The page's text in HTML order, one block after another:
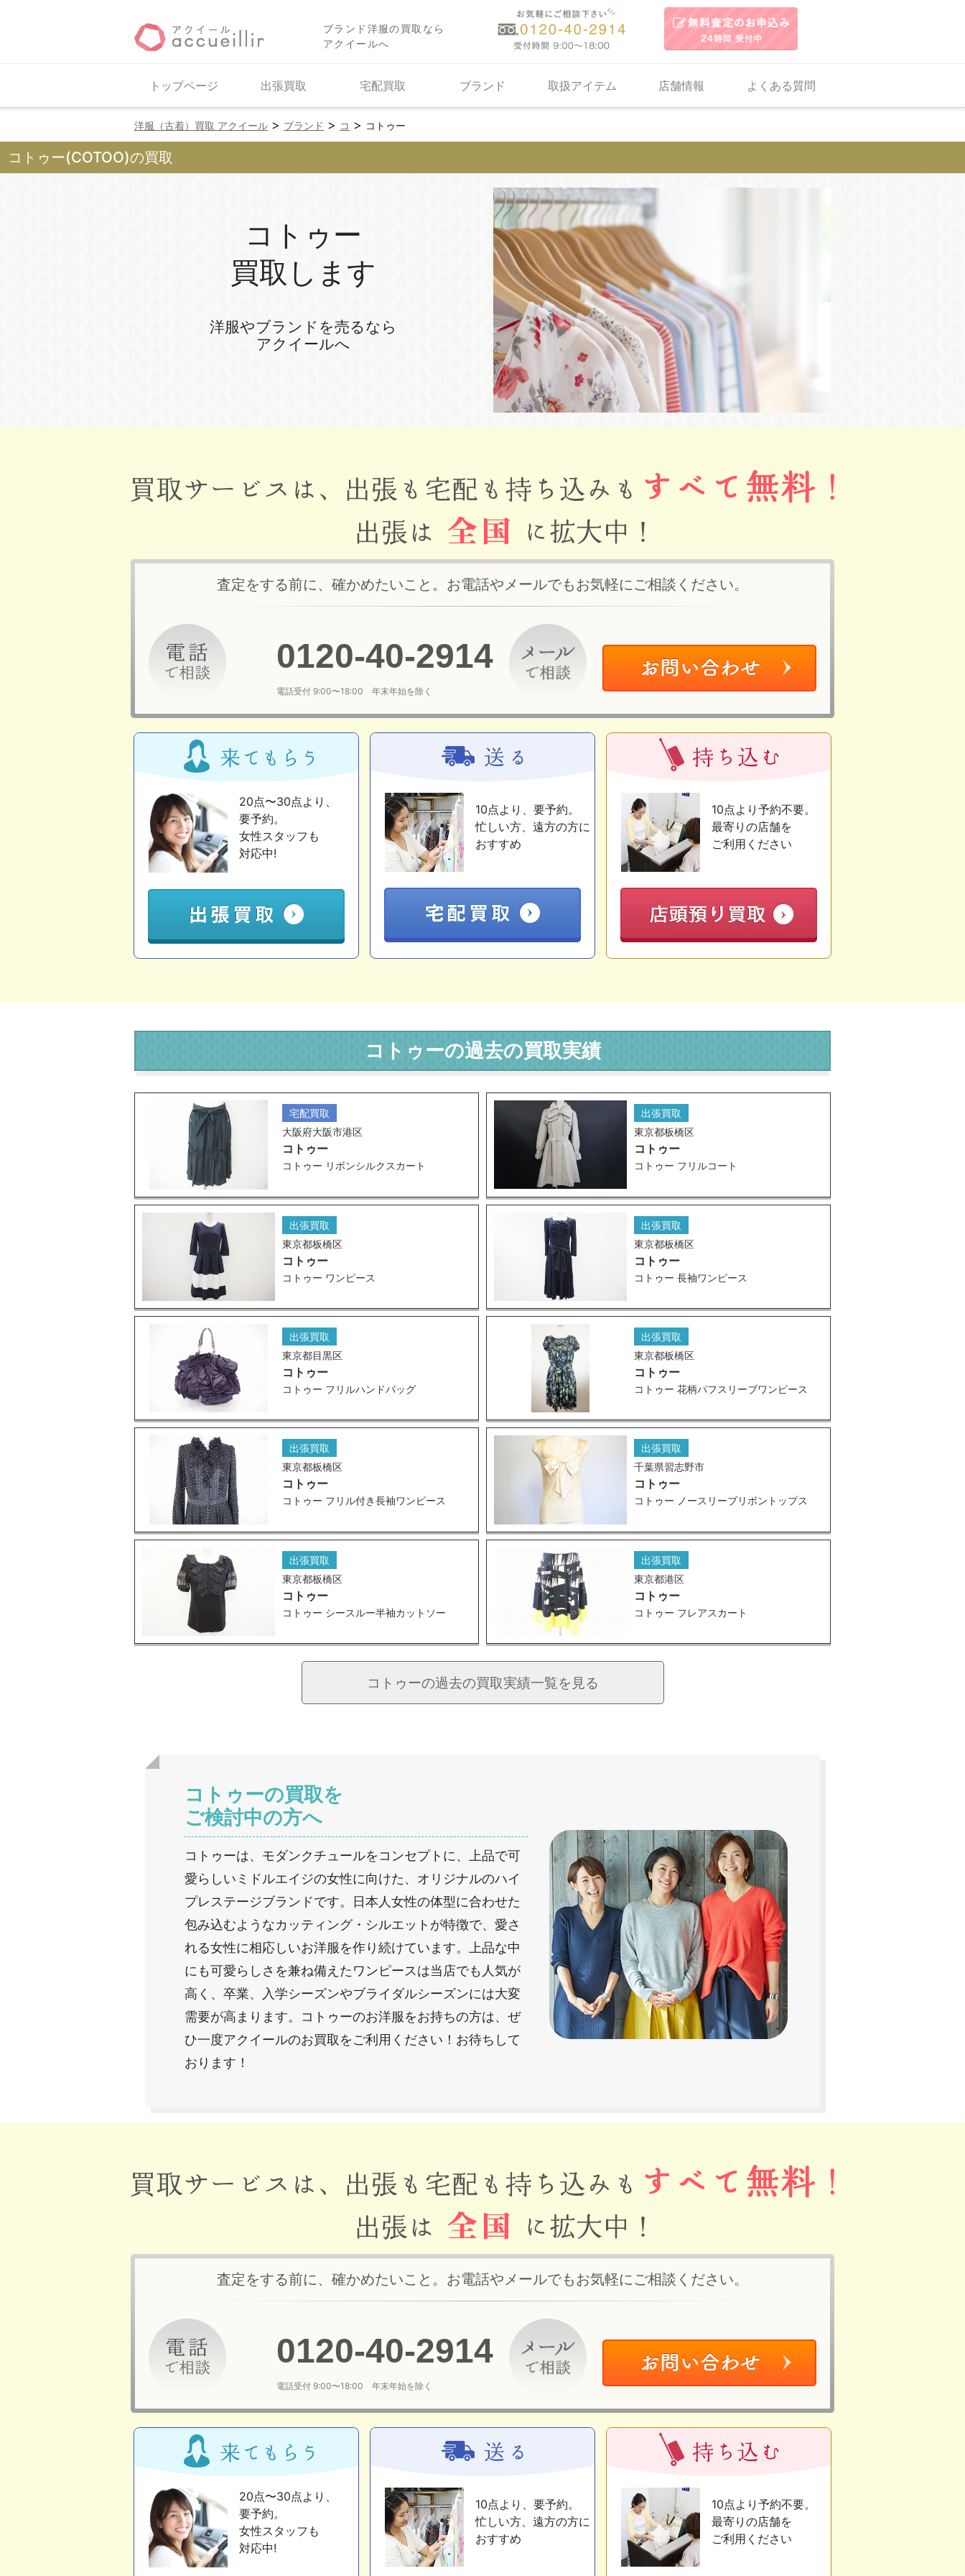
ブランド洋服の買取なら
アクイールへ
トップページ 出張買取 宅配買取 ブランド 取扱アイテム 店舗情報 よくある質問
洋服（古着）買取 アクイール > ブランド > コ > コトゥー
コトゥー(COTOO)の買取
コトゥー
買取します
洋服やブランドを売るなら
アクイールへ
査定をする前に、確かめたいこと。お電話やメールでもお気軽にご相談ください。
0120-40-2914
電話受付 9:00〜18:00 年末年始を除く
20点〜30点より、
要予約。
女性スタッフも
対応中!
10点より、要予約。
忙しい方、遠方の方に
おすすめ
10点より予約不要。
最寄りの店舗を
ご利用ください
コトゥーの過去の買取実績
宅配買取
大阪府大阪市港区
コトゥー
コトゥー リボンシルクスカート
出張買取
東京都板橋区
コトゥー
コトゥー フリルコート
出張買取
東京都板橋区
コトゥー
コトゥー ワンピース
出張買取
東京都板橋区
コトゥー
コトゥー 長袖ワンピース
出張買取
東京都目黒区
コトゥー
コトゥー フリルハンドバッグ
出張買取
東京都板橋区
コトゥー
コトゥー 花柄パフスリーブワンピース
出張買取
東京都板橋区
コトゥー
コトゥー フリル付き長袖ワンピース
出張買取
千葉県習志野市
コトゥー
コトゥー ノースリーブリボントップス
出張買取
東京都板橋区
コトゥー
コトゥー シースルー半袖カットソー
出張買取
東京都港区
コトゥー
コトゥー フレアスカート
コトゥーの過去の買取実績一覧を見る
コトゥーの買取を
ご検討中の方へ
コトゥーは、モダンクチュールをコンセプトに、上品で可
愛らしいミドルエイジの女性に向けた、オリジナルのハイ
プレステージブランドです。日本人女性の体型に合わせた
包み込むようなカッティング・シルエットが特徴で、愛さ
れる女性に相応しいお洋服を作り続けています。上品な中
にも可愛らしさを兼ね備えたワンピースは当店でも人気が
高く、卒業、入学シーズンやブライダルシーズンには大変
需要が高まります。コトゥーのお洋服をお持ちの方は、ぜ
ひ一度アクイールのお買取をご利用ください！お待ちして
おります！
査定をする前に、確かめたいこと。お電話やメールでもお気軽にご相談ください。
0120-40-2914
電話受付 9:00〜18:00 年末年始を除く
20点〜30点より、
要予約。
女性スタッフも
対応中!
10点より、要予約。
忙しい方、遠方の方に
おすすめ
10点より予約不要。
最寄りの店舗を
ご利用ください